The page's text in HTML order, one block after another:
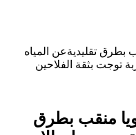
بطرق تقليديةعن المياه
توجت بثقة الفلاحين
منقب بطرق